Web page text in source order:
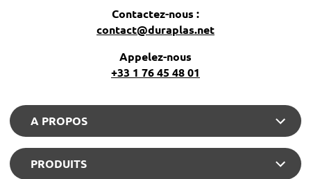
Contactez-nous :
contact@duraplas.net
Appelez-nous
+33 1 76 45 48 01
A PROPOS
PRODUITS